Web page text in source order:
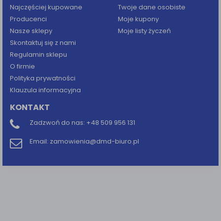
Najczęściej kupowane
Producenci
Nasze sklepy
Skontaktuj się z nami
Regulamin sklepu
O firmie
Polityka prywatności
Klauzula informacyjna
Twoje dane osobiste
Moje kupony
Moje listy życzeń
KONTAKT
Zadzwoń do nas: +48 509 956 131
Email: zamowienia@dmd-biuro.pl